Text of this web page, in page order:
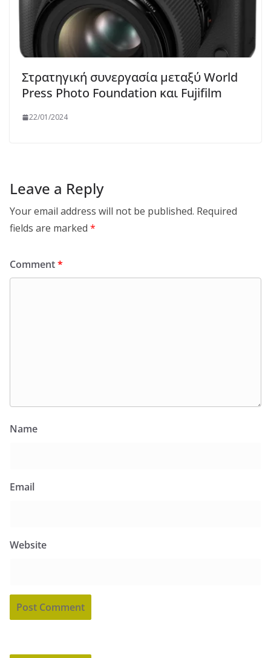
Στρατηγική συνεργασία μεταξύ World
Press Photo Foundation και Fujifilm
22/01/2024
Leave a Reply
Your email address will not be published. Required
fields are marked *
Comment*
Name
Email
Website